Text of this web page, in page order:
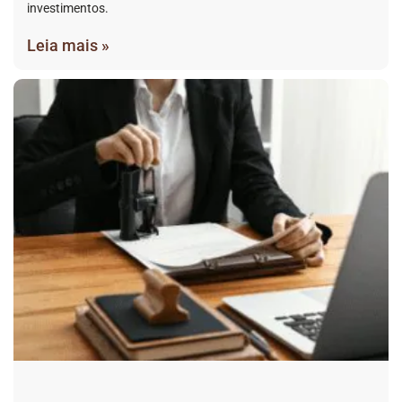
investimentos.
Leia mais »